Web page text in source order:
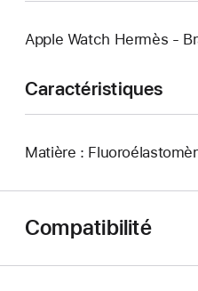
Apple Watch Hermès -
Caractéristiques
Matière :
Compatibilité